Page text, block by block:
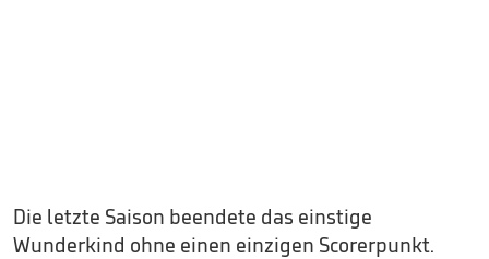
Die letzte Saison beendete das einstige
Wunderkind ohne einen einzigen Scorerpunkt.